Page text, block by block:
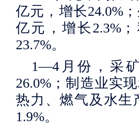
亿元，增长24.0%
亿元，增长2.3%
23.7%。
1—4月份，采
26.0%；制造业实
热力、燃气及水生
1.9%。